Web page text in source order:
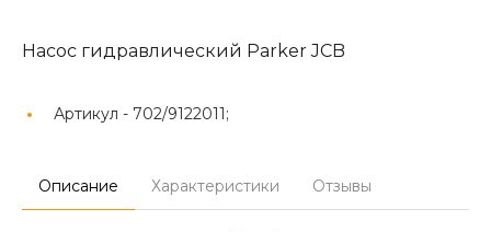
Насос гидравлический Parker JCB
Артикул - 702/9122011;
Описание Характеристики Отзывы